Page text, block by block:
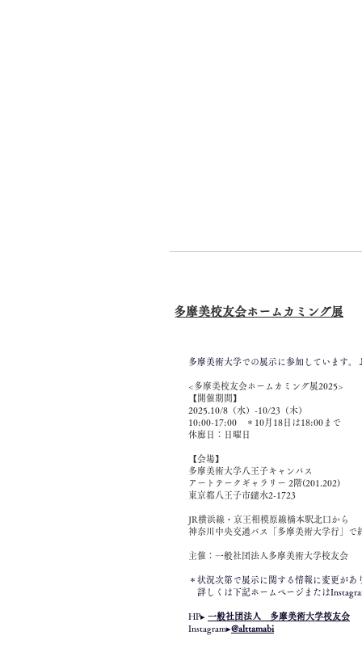
​多摩美校友会ホームカミング展
多摩美術大学での展示に参加しています。
<多摩美校友会ホームカミング展2025>
【開催期間】
2025.10/8（水）-10/23（木）
10:00-17:00 ＊10月18日は18:00まで
休廊日：日曜日
【会場】
多摩美術大学八王子キャンパス
アートテークギャラリー 2階(201.202)
東京都八王子市鑓水2-1723
JR横浜線・京王相模原線橋本駅北口から
神奈川中央交通バス「多摩美術大学行」で
主催：一般社団法人多摩美術大学校友会
＊状況次第で展示に関する情報に変更があ
詳しくは下記ホームページまたは
HP▸ 一般社団法人 多摩美術大学校友会
Instagram▸@alttamabi